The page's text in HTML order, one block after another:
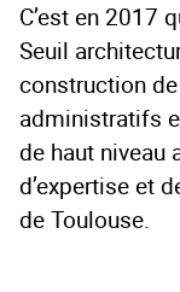
C’est en 2017
Seuil
construction
administratifs
de haut niveau
d’expertise et
de Toulouse.